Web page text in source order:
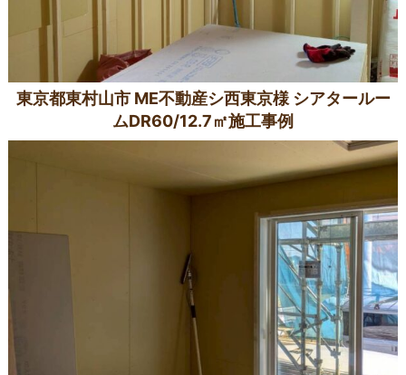
東京都東村山市 ME不動産シ西東京様 シアタールー
ムDR60/12.7㎡施工事例